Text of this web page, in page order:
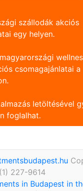
szállodák akciós
egy helyen.
csomagajánlatai a
letöltésével
foglalhat.
227-9614
in Budapest in